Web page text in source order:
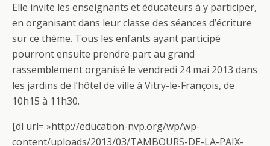
Elle invite les enseignants et éducateurs à y participer,
en organisant dans leur classe des séances d’écriture
sur ce thème. Tous les enfants ayant participé
pourront ensuite prendre part au grand
rassemblement organisé le vendredi 24 mai 2013 dans
les jardins de l’hôtel de ville à Vitry-le-François, de
10h15 à 11h30.
[dl url= »http://education-nvp.org/wp/wp-
content/uploads/2013/03/TAMBOURS-DE-LA-PAIX-